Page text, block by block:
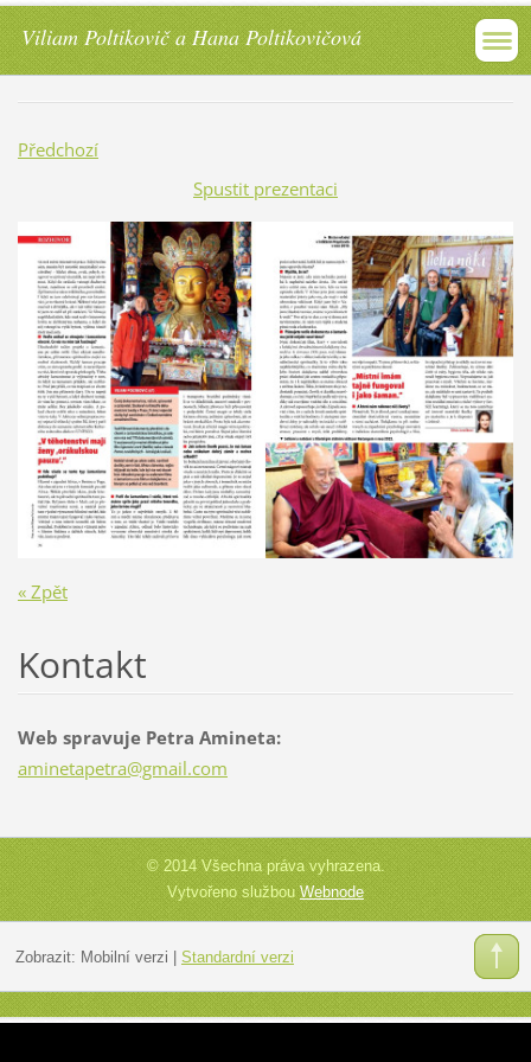
Viliam Poltikovič a Hana Poltikovičová
Předchozí
Spustit prezentaci
« Zpět
Kontakt
Web spravuje Petra Amineta:
aminetapetra@gmail.com
© 2014 Všechna práva vyhrazena.
Vytvořeno službouWebnode
Zobrazit: Mobilní verzi Standardní verzi